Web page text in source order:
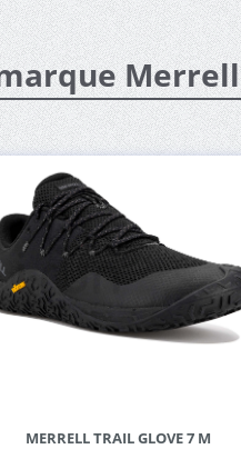
Merrell
MERRELL TRAIL GLOVE 7 M